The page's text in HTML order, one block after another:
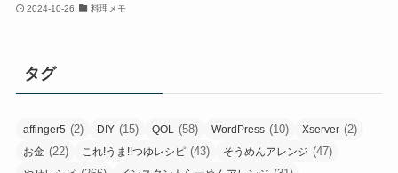
2024-10-26 料理メモ
タグ
affinger5 (2) DIY (15) QOL (58) WordPress (10) Xserver (2)
お金 (22) これ!うま!!つゆレシピ (43) そうめんアレンジ (47)